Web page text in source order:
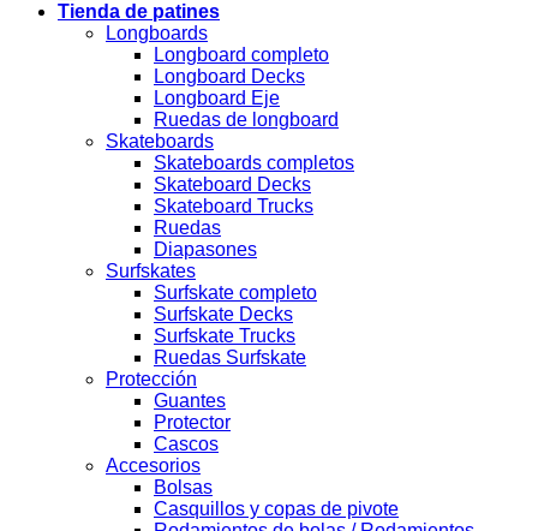
Tienda de patines
Longboards
Longboard completo
Longboard Decks
Longboard Eje
Ruedas de longboard
Skateboards
Skateboards completos
Skateboard Decks
Skateboard Trucks
Ruedas
Diapasones
Surfskates
Surfskate completo
Surfskate Decks
Surfskate Trucks
Ruedas Surfskate
Protección
Guantes
Protector
Cascos
Accesorios
Bolsas
Casquillos y copas de pivote